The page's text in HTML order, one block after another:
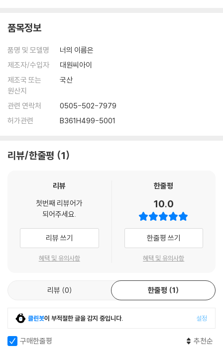
품목정보
품명 및 모델명
너의 이름은
제조자/수입자
대원씨아이
제조국 또는
원산지
국산
관련 연락처
0505-502-7979
허가관련
B361H499-5001
리뷰/한줄평 1
리뷰
첫번째 리뷰어가
되어주세요.
리뷰 쓰기
혜택 및 유의사항
한줄평
10.0
한줄평 쓰기
혜택 및 유의사항
리뷰 0 한줄평 1
클린봇이 부적절한 글을 감지 중입니다. 설정
구매한줄평 추천순